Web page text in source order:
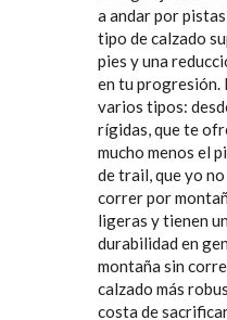
a andar por
tipo de calzado
pies y una
en tu progresión.
varios tipos:
rígidas, que te
mucho menos el
de trail, que yo
correr por
ligeras y tienen
durabilidad en
montaña sin
calzado más
costa de